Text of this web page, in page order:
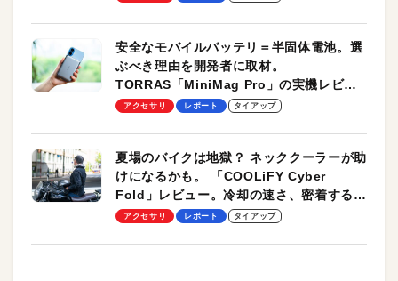
安全なモバイルバッテリ＝半固体電池。選
ぶべき理由を開発者に取材。
TORRAS「MiniMag Pro」の実機レビュ
ーも
アクセサリ レポート タイアップ
夏場のバイクは地獄？ ネッククーラーが助
けになるかも。 「COOLiFY Cyber
Fold」レビュー。冷却の速さ、密着する冷
却プレート、シンプルな操作性がグッド！
アクセサリ レポート タイアップ